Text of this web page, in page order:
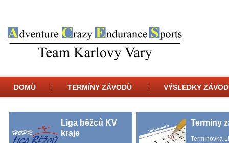
DOMŮ TERMÍNY ZÁVODŮ VÝSLEDKY
Liga běžců KV
kraje
Termíny
Termínovka